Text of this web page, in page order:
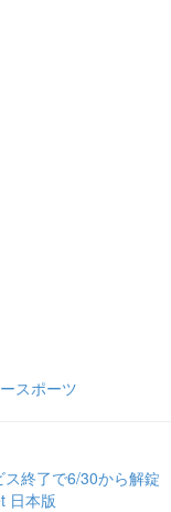
スポーツ
終了で6/30から解錠
日本版